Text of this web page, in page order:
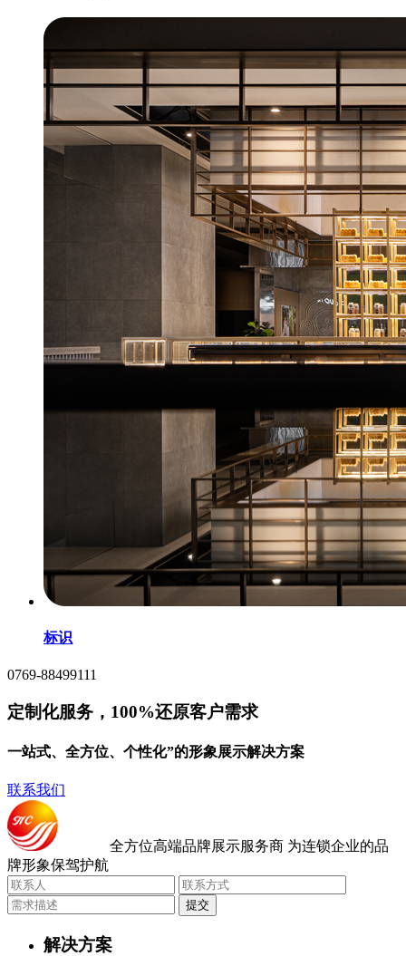
标识
0769-88499111
定制化服务，100%还原客户需求
一站式、全方位、个性化”的形象展示解决方案
联系我们
全方位高端品牌展示服务商 为连锁企业的品
牌形象保驾护航
提交
解决方案